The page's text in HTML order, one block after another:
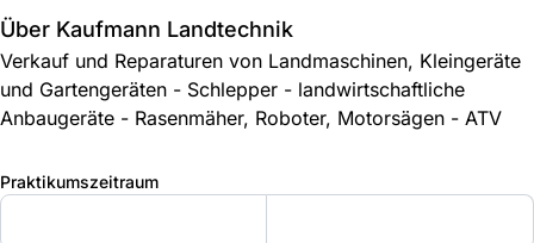
Über Kaufmann Landtechnik
Verkauf und Reparaturen von Landmaschinen, Kleingeräte
und Gartengeräten - Schlepper - landwirtschaftliche
Anbaugeräte - Rasenmäher, Roboter, Motorsägen - ATV
Praktikumszeitraum